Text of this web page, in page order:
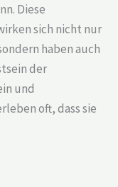
Diese
sich nicht nur
haben auch
der
und
oft, dass sie